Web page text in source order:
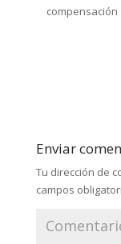
Enviar
Tu dirección de
campos